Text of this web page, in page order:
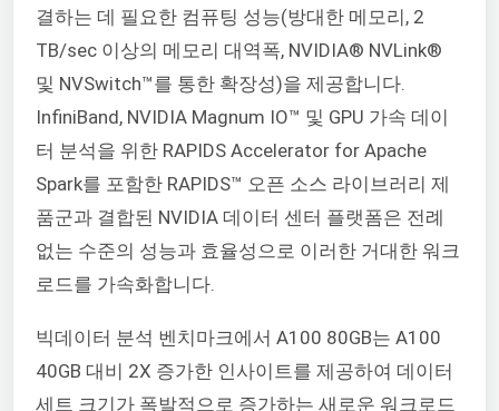
결하는 데 필요한 컴퓨팅 성능(방대한 메모리, 2
TB/sec 이상의 메모리 대역폭, NVIDIA® NVLink®
및 NVSwitch™를 통한 확장성)을 제공합니다.
InfiniBand, NVIDIA Magnum IO™ 및 GPU 가속 데이
터 분석을 위한 RAPIDS Accelerator for Apache
Spark를 포함한 RAPIDS™ 오픈 소스 라이브러리 제
품군과 결합된 NVIDIA 데이터 센터 플랫폼은 전례
없는 수준의 성능과 효율성으로 이러한 거대한 워크
로드를 가속화합니다.
빅데이터 분석 벤치마크에서 A100 80GB는 A100
40GB 대비 2X 증가한 인사이트를 제공하여 데이터
세트 크기가 폭발적으로 증가하는 새로운 워크로드